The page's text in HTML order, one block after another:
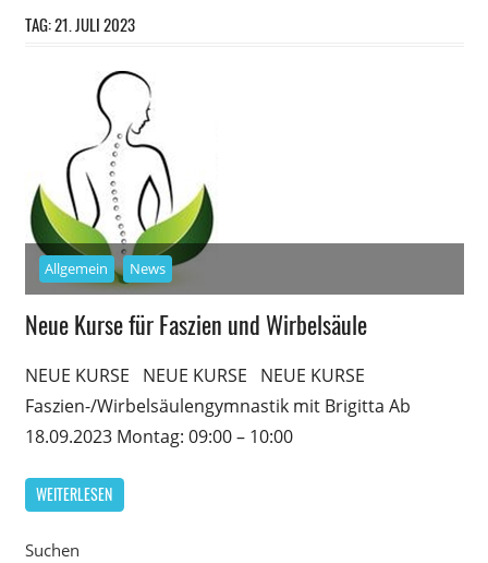
TAG:21. JULI 2023
Allgemein News
Neue Kurse für Faszien und Wirbelsäule
NEUE KURSE NEUE KURSE NEUE KURSE
Faszien-/Wirbelsäulengymnastik mit Brigitta Ab
18.09.2023 Montag: 09:00 – 10:00
WEITERLESEN
Suchen